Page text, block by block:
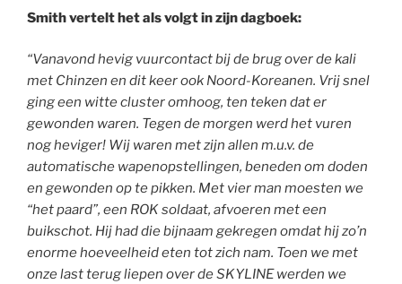
Smith vertelt het als volgt in zijn dagboek:
“Vanavond hevig vuurcontact bij de brug over de kali
met Chinzen en dit keer ook Noord-Koreanen. Vrij snel
ging een witte cluster omhoog, ten teken dat er
gewonden waren. Tegen de morgen werd het vuren
nog heviger! Wij waren met zijn allen m.u.v. de
automatische wapenopstellingen, beneden om doden
en gewonden op te pikken. Met vier man moesten we
“het paard”, een ROK soldaat, afvoeren met een
buikschot. Hij had die bijnaam gekregen omdat hij zo’n
enorme hoeveelheid eten tot zich nam. Toen we met
onze last terug liepen over de SKYLINE werden we